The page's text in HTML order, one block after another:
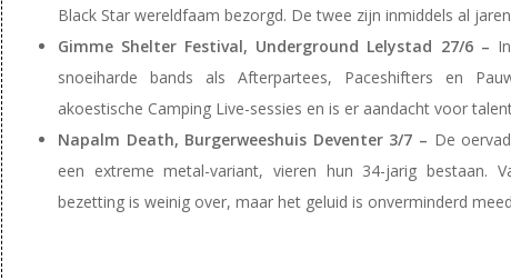
Black Star wereldfaam bezorgd. De twee zijn inmiddels al
Gimme Shelter Festival, Underground Lelystad 27/6 –
snoeiharde bands als Afterpartees, Paceshifters en
akoestische Camping Live-sessies en is er aandacht voor
Napalm Death, Burgerweeshuis Deventer 3/7 – De
een extreme metal-variant, vieren hun 34-jarig bestaan.
bezetting is weinig over, maar het geluid is onverminderd